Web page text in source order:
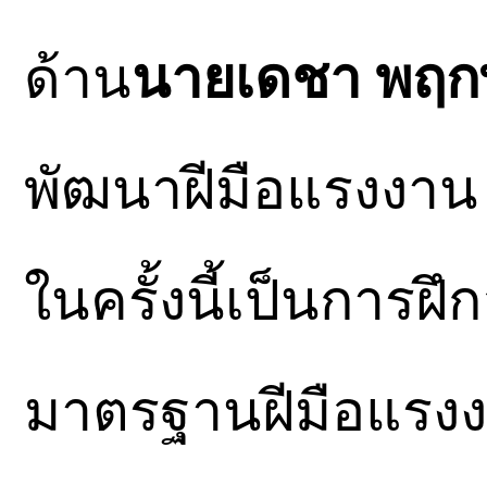
ด้านนายเดชา พฤ
พัฒนาฝีมือแรงงาน
ในครั้งนี้เป็นการฝึ
มาตรฐานฝีมือแรง